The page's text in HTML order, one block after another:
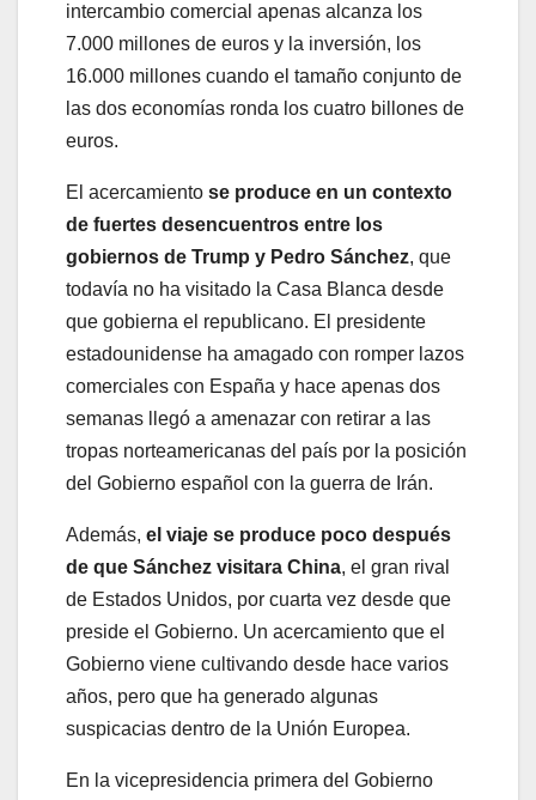
intercambio comercial apenas alcanza los
7.000 millones de euros y la inversión, los
16.000 millones cuando el tamaño conjunto de
las dos economías ronda los cuatro billones de
euros.
El acercamiento se produce en un contexto
de fuertes desencuentros entre los
gobiernos de Trump y Pedro Sánchez, que
todavía no ha visitado la Casa Blanca desde
que gobierna el republicano. El presidente
estadounidense ha amagado con romper lazos
comerciales con España y hace apenas dos
semanas llegó a amenazar con retirar a las
tropas norteamericanas del país por la posición
del Gobierno español con la guerra de Irán.
Además, el viaje se produce poco después
de que Sánchez visitara China, el gran rival
de Estados Unidos, por cuarta vez desde que
preside el Gobierno. Un acercamiento que el
Gobierno viene cultivando desde hace varios
años, pero que ha generado algunas
suspicacias dentro de la Unión Europea.
En la vicepresidencia primera del Gobierno